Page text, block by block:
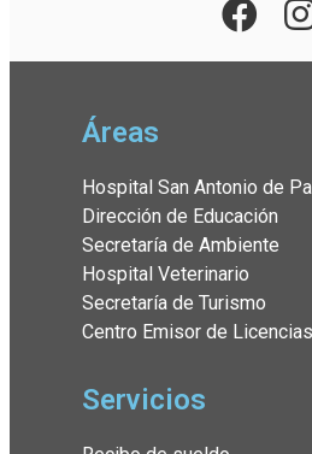
Áreas
Hospital San Antonio de
Dirección de Educación
Secretaría de Ambiente
Hospital Veterinario
Secretaría de Turismo
Centro Emisor de Licencias
Servicios